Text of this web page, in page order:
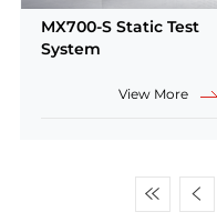
MX700-S Static Test
System
View More
第一
上一